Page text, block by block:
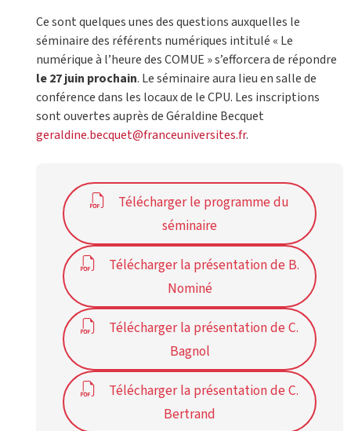
Ce sont quelques unes des questions auxquelles le
séminaire des référents numériques intitulé « Le
numérique à l’heure des COMUE » s’efforcera de répondre
le 27 juin prochain. Le séminaire aura lieu en salle de
conférence dans les locaux de le CPU. Les inscriptions
sont ouvertes auprès de Géraldine Becquet
geraldine.becquet@franceuniversites.fr.
Télécharger le programme du
séminaire
Télécharger la présentation de B.
Nominé
Télécharger la présentation de C.
Bagnol
Télécharger la présentation de C.
Bertrand